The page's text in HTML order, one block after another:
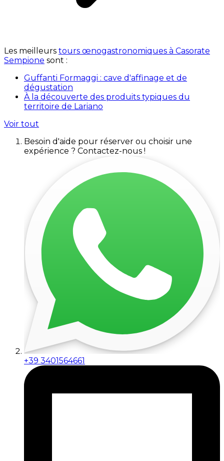
Les meilleurs tours œnogastronomiques à Casorate
Sempione sont :
Guffanti Formaggi : cave d'affinage et de
dégustation
À la découverte des produits typiques du
territoire de Lariano
Voir tout
Besoin d'aide pour réserver ou choisir une
expérience ? Contactez-nous !
+39 3401564661